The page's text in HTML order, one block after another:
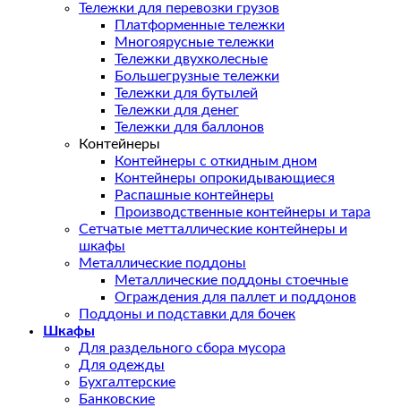
Тележки для перевозки грузов
Платформенные тележки
Многоярусные тележки
Тележки двухколесные
Большегрузные тележки
Тележки для бутылей
Тележки для денег
Тележки для баллонов
Контейнеры
Контейнеры с откидным дном
Контейнеры опрокидывающиеся
Распашные контейнеры
Производственные контейнеры и тара
Сетчатые метталлические контейнеры и
шкафы
Металлические поддоны
Металлические поддоны стоечные
Ограждения для паллет и поддонов
Поддоны и подставки для бочек
Шкафы
Для раздельного сбора мусора
Для одежды
Бухгалтерские
Банковские